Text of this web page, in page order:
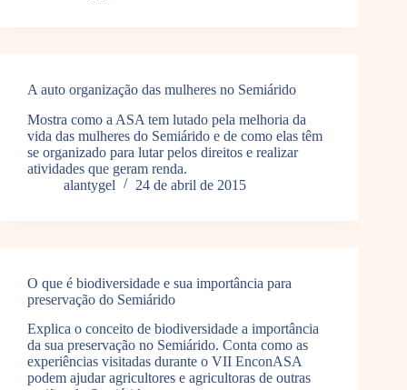
A auto organização das mulheres no Semiárido
Mostra como a ASA tem lutado pela melhoria da
vida das mulheres do Semiárido e de como elas têm
se organizado para lutar pelos direitos e realizar
atividades que geram renda.
alantygel
24 de abril de 2015
O que é biodiversidade e sua importância para
preservação do Semiárido
Explica o conceito de biodiversidade a importância
da sua preservação no Semiárido. Conta como as
experiências visitadas durante o VII EnconASA
podem ajudar agricultores e agricultoras de outras